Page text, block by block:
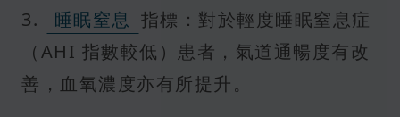
3.
睡眠窒息 指標：對於輕度睡眠窒息症
（AHI 指數較低）患者，氣道通暢度有改
善，血氧濃度亦有所提升。